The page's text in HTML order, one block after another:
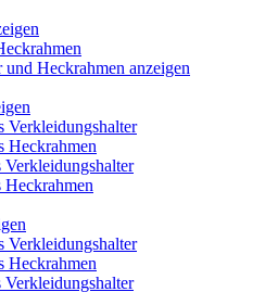
Heckrahmen anzeigen
Verkleidungshalter
Heckrahmen
Verkleidungshalter
Heckrahmen